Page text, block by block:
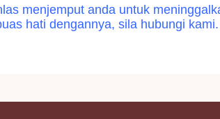
menjemput anda untuk
hati dengannya, sila hubungi